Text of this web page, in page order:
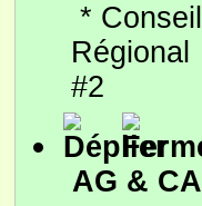
* Conseil
Régional
#2
AG & CA